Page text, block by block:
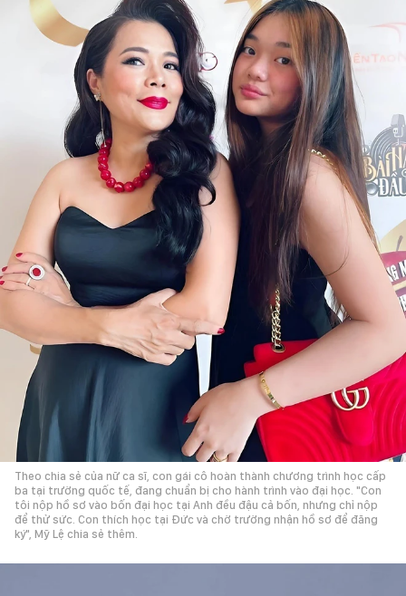
Theo chia sẻ của nữ ca sĩ, con gái cô hoàn thành chương trình học cấp
ba tại trường quốc tế, đang chuẩn bị cho hành trình vào đại học. "Con
tôi nộp hồ sơ vào bốn đại học tại Anh đều đậu cả bốn, nhưng chỉ nộp
để thử sức. Con thích học tại Đức và chờ trường nhận hồ sơ để đăng
ký", Mỹ Lệ chia sẻ thêm.